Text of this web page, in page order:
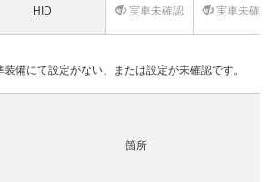
HID 実車未確認 実車未確
備にて設定がない、または設定が未確認です。
箇所